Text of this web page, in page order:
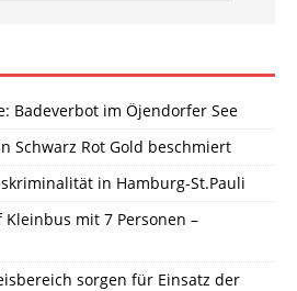
Badeverbot im Öjendorfer See
Schwarz Rot Gold beschmiert
in Hamburg-St.Pauli
mit 7 Personen –
sorgen für Einsatz der